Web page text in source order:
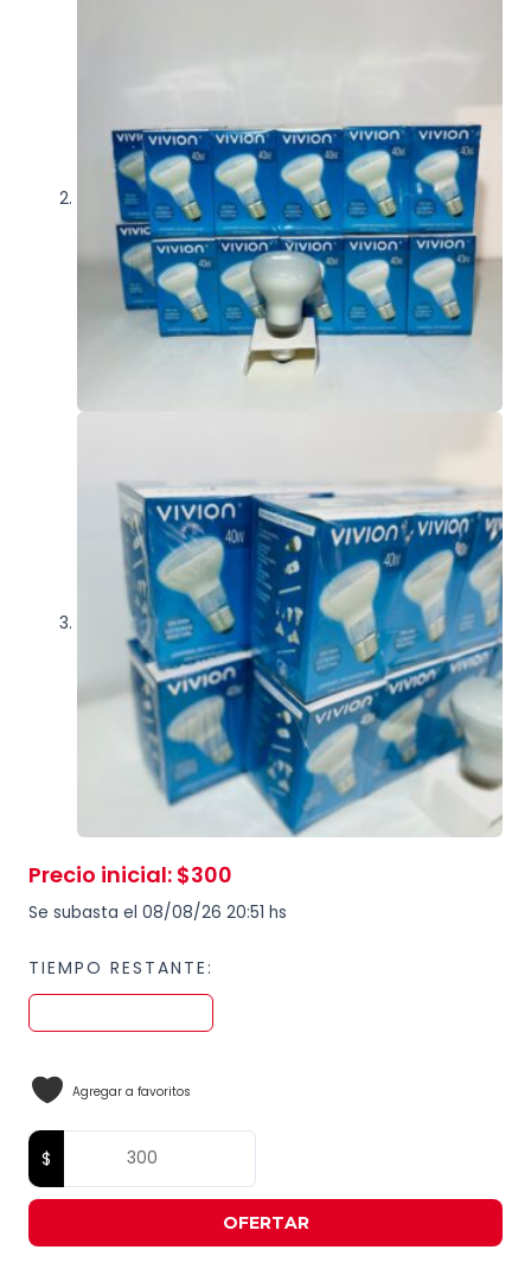
Precio inicial: $300
Se subasta el 08/08/26 20:51 hs
TIEMPO RESTANTE:
Agregar a favoritos
OFERTAR